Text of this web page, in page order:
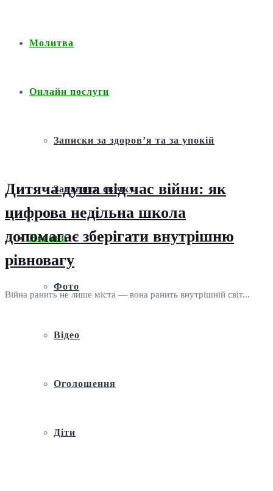
Молитва
Онлайн послуги
Записки за здоров’я та за упокій
Запалити свічку
Новини
Фото
Відео
Оголошення
Діти
Дитяча душа під час війни: як
цифрова недільна школа
допомагає зберігати внутрішню
рівновагу
Війна ранить не лише міста — вона ранить внутрішній світ...